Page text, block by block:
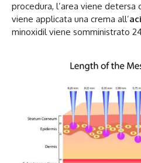
procedura, l’area viene detersa
viene applicata una crema all’
minoxidil viene somministrato